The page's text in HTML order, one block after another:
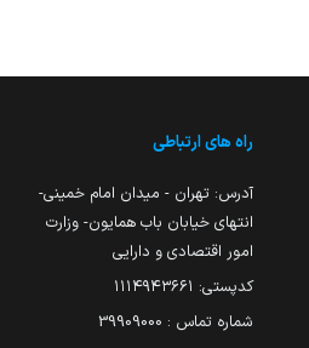
راه های ارتباطی
آدرس: تهران - میدان امام خمینی-
انتهای خیابان باب همایون- وزارت
امور اقتصادی و دارایی
کدپستی: ۱۱۱۴۹۴۳۶۶۱
شماره تماس : 39909000